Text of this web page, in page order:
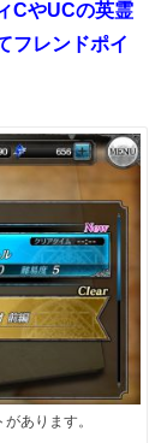
CやUCの英霊
フレンドポイ
あります。